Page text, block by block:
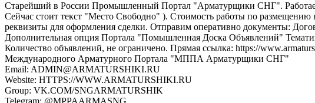
Старейший в России Промышленный Портал "Арматурщики СНГ". Работает
Сейчас стоит текст "Место Свободно" ). Стоимость работы по размещению
реквизиты для оформления сделки. Отправим оперативно документы:
Дополнительная опция Портала "Помышленная Доска Объявлений"
Количество объявлений, не ограничено. Прямая ссылка: https://
Международного Арматурного Портала "МППА Арматурщики СНГ"
Email: ADMIN@ARMATURSHIKI.RU
Website: HTTPS://WWW.ARMATURSHIKI.RU
Group: VK.COM/SNGARMATURSHIK